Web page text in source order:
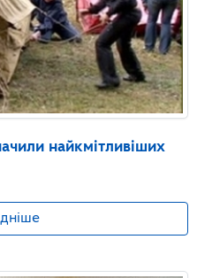
найкмітливіших